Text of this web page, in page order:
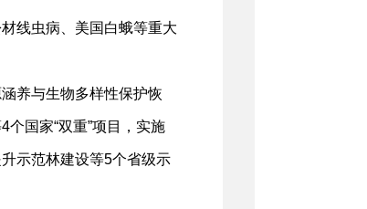
线虫病、美国白蛾等重大
养与生物多样性保护恢
国家“双重”项目，实施
示范林建设等5个省级示